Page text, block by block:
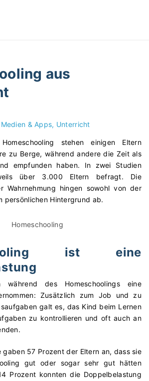
aus
& Apps Unterricht
stehen einigen Eltern
zu Berge, während andere die Zeit als
empfunden haben. In zwei Studien
über 3.000 Eltern befragt. Die
Wahrnehmung hingen sowohl von der
persönlichen Hintergrund ab.
Homeschooling
ist eine
während des Homeschoolings eine
Zusätzlich zum Job und zu
galt es, das Kind beim Lernen
zu kontrollieren und oft auch an
gaben 57 Prozent der Eltern an, dass sie
gut oder sogar sehr gut hätten
Prozent konnten die Doppelbelastung